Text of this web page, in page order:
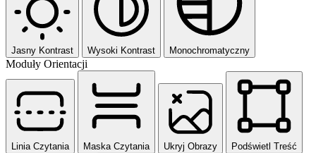
Jasny Kontrast Wysoki Kontrast Monochromatyczny
Moduły Orientacji
Linia Czytania Maska Czytania Ukryj Obrazy Podświetl Treść